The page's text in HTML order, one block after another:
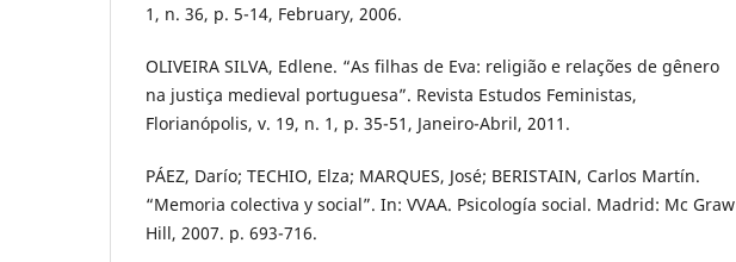
1, n. 36, p. 5-14, February, 2006.
OLIVEIRA SILVA, Edlene. “As filhas de Eva: religião e relações de gênero
na justiça medieval portuguesa”. Revista Estudos Feministas,
Florianópolis, v. 19, n. 1, p. 35-51, Janeiro-Abril, 2011.
PÁEZ, Darío; TECHIO, Elza; MARQUES, José; BERISTAIN, Carlos Martín.
“Memoria colectiva y social”. In: VVAA. Psicología social. Madrid: Mc Graw
Hill, 2007. p. 693-716.